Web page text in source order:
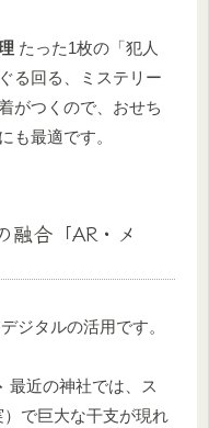
たった1枚の「犯人
る回る、ミステリー
がつくので、おせち
も最適です。
融合「AR・メ
ジタルの活用です。
最近の神社では、ス
で巨大な干支が現れ